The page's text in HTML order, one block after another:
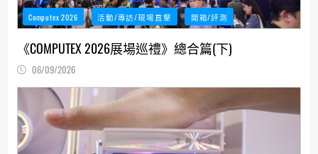
Computex 2026 活動/專訪/現場直擊 開箱/評測
《COMPUTEX 2026展場巡禮》總合篇(下)
06/09/2026